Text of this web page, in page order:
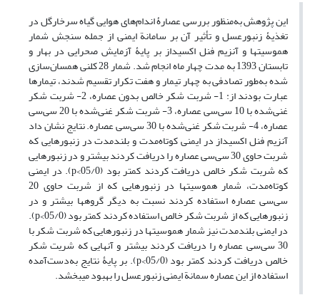
این پژوهش به‌منظور بررسی عصارۀ اندام‌های هوایی گیاه سرخارگل در
تغذیۀ زنبور­عسل و تأثیر آن بر سامانة ایمنی از جمله سنجش شمار
هموسیت­ها و آنزیم فنل اکسیداز بر پایۀ آزمایش صحرایی در بهار و
تابستان 1393 به مدت چهار ماه انجام شد. شمار 28 کلنی همسان‌سازی
شده به‌طور تصادفی به چهار تیمار و هفت تکرار تقسیم شدند، تیمار­ها
عبارت بودند از: 1- شربت شکر خالص بدون عصاره، 2- شربت شکر
غنی‌شده با 10 سی‌سی عصاره، 3- شربت شکر غنی‌شده با 20 سی‌سی
عصاره، 4- شربت شکر غنی‌شده با 30 سی‌سی عصاره. نتایج نشان داد
آنزیم فنل اکسیداز در ایمنی کوتاه‌مدت و بلندمدت در زنبور­هایی که
شربت حاوی 30 سی‌سی عصاره را دریافت کردند بیشتر و در زنبور­هایی
که شربت شکر خالص دریافت کردند کمتر بود (05/0>p). در ایمنی
کوتاه‌مدت، شمار هموسیت­ها در زنبور­هایی که از شربت حاوی 20
سی‌سی عصاره استفاده کردند نسبت به دیگر گروه­ها بیشتر و در
زنبور­هایی که از شربت شکر خالص استفاده کردند کمتر بود (05/0>p).
در ایمنی بلندمدت نیز شمار هموسیت­ها در زنبور­هایی که شربت شکر با
30 سی‌سی عصاره را دریافت کردند بیشتر و آن­هایی که شریت شکر
خالص دریافت کردند کمتر بود (05/0>p). بر پایۀ نتایج به‌دست‌آمده
استفاده از این عصاره سمانة ایمنی زنبور­عسل را بهبود می­بخشد.